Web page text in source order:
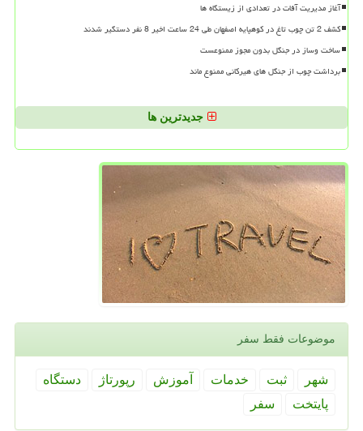
آغاز مدیریت آفات در تعدادی از زیستگاه ها
کشف 2 تن چوب تاغ در کوهپایه اصفهان طی 24 ساعت اخیر 8 نفر دستگیر شدند
ساخت وساز در جنگل بدون مجوز ممنوعست
برداشت چوب از جنگل های هیرکانی ممنوع ماند
جدیدترین ها
موضوعات فقط سفر
شهر ثبت خدمات آموزش رپورتاژ
دستگاه
پایتخت
سفر